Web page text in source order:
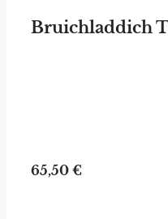
Bruichladdich
65,50 €